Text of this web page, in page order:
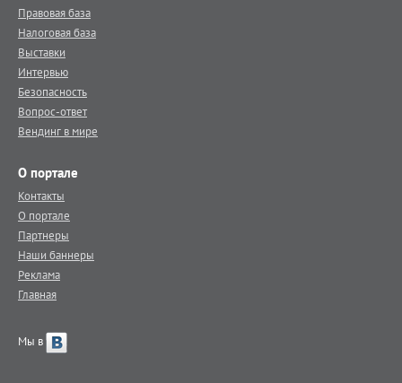
Правовая база
Налоговая база
Выставки
Интервью
Безопасность
Вопрос-ответ
Вендинг в мире
О портале
Контакты
О портале
Партнеры
Наши баннеры
Реклама
Главная
Мы в